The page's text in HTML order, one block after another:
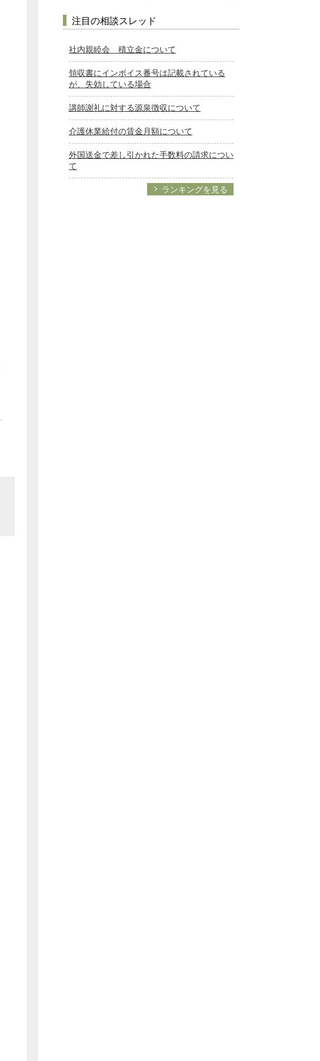
注目の相談スレッド
社内親睦会 積立金について
領収書にインボイス番号は記載されている
が、失効している場合
講師謝礼に対する源泉徴収について
介護休業給付の賃金月額について
外国送金で差し引かれた手数料の請求につい
て
ランキングを見る